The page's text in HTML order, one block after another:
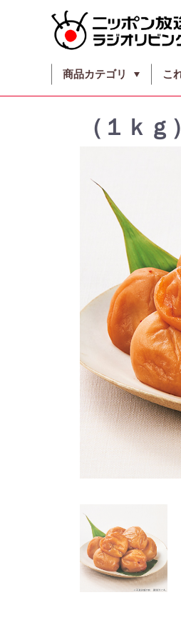
商品カテゴリ こ
（１ｋ